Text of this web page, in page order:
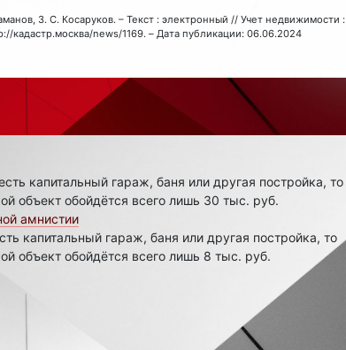
З. С. Косаруков. – Текст : электронный // Учет недвижимости :
кадастр.москва/news/1169. – Дата публикации: 06.06.2024
капитальный гараж, баня или другая постройка, то
объект обойдётся всего лишь 30 тыс. руб.
амнистии
капитальный гараж, баня или другая постройка, то
объект обойдётся всего лишь 8 тыс. руб.